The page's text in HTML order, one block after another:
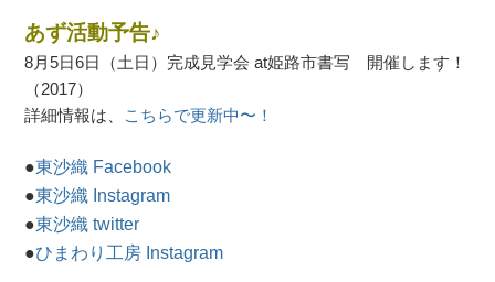
あず活動予告♪
8月5日6日（土日）完成見学会 at姫路市書写 開催します！
（2017）
詳細情報は、 こちらで更新中〜！
●東沙織 Facebook
●東沙織 Instagram
●東沙織 twitter
●ひまわり工房 Instagram